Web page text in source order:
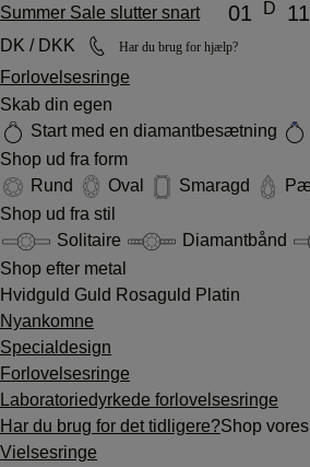
Summer Sale slutter snart 01 D 11
DK / DKK
Har du brug for hjælp?
Forlovelsesringe
Skab din egen
Start med en diamantbesætning
Shop ud fra form
Rund
Oval Smaragd
Shop ud fra stil
Solitaire
Diamantbånd
Shop efter metal
Hvidguld Guld Rosaguld Platin
Nyankomne
Specialdesign
Forlovelsesringe
Laboratoriedyrkede forlovelsesringe
Har du brug for det tidligere?Shop
Vielsesringe